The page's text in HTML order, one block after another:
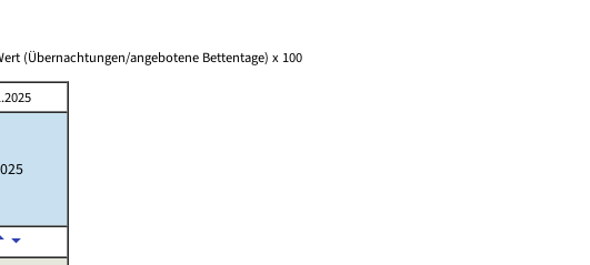
(Übernachtungen/angebotene Bettentage) x 100